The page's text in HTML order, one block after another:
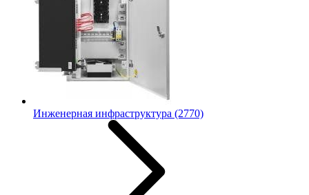
Инженерная инфраструктура (2770)